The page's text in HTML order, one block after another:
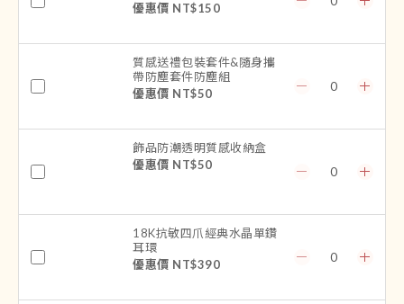
優惠價 NT$150
質感送禮包裝套件&隨身攜
帶防塵套件防塵組
優惠價 NT$50
飾品防潮透明質感收納盒
優惠價 NT$50
18K抗敏四爪經典水晶單鑽
耳環
優惠價 NT$390